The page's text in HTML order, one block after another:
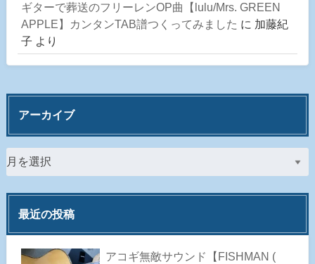
ギターで葬送のフリーレンOP曲【lulu/Mrs. GREEN
APPLE】カンタンTAB譜つくってみました に 加藤紀
子 より
アーカイブ
最近の投稿
アコギ無敵サウンド【FISHMAN (